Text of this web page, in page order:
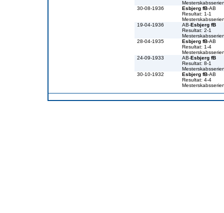
30-08-1936
Esbjerg fB-AB
Resultat: 1-1
19-04-1936
AB-Esbjerg fB
Resultat: 2-1
28-04-1935
Esbjerg fB-AB
Resultat: 1-4
24-09-1933
AB-Esbjerg fB
Resultat: 8-1
30-10-1932
Esbjerg fB-AB
Resultat: 4-4